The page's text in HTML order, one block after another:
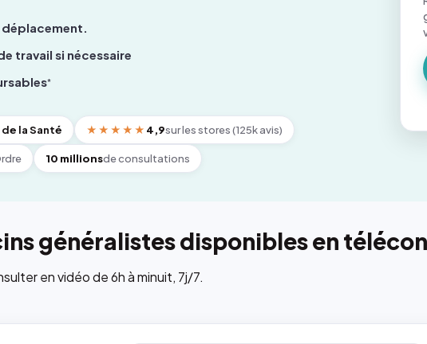
travail si nécessaire
*
la Santé ★★★★★ 4,9sur les stores (125k avis)
10 millionsde consultations
généralistes disponibles en
en vidéo de 6h à minuit, 7j/7.